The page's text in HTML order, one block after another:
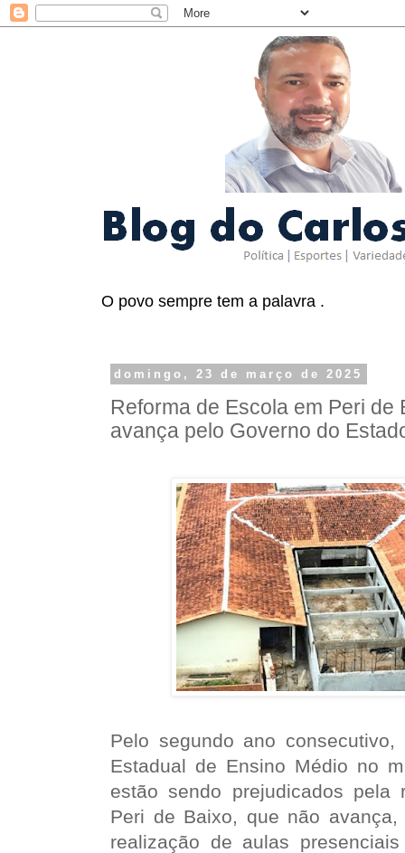
O povo sempre tem a palavra .
domingo, 23 de março de 2025
Reforma de Escola em Peri de
avança pelo Governo do
Pelo segundo ano
Estadual de Ensino Médio no
estão sendo prejudicados pela
Peri de Baixo, que não
realização de aulas